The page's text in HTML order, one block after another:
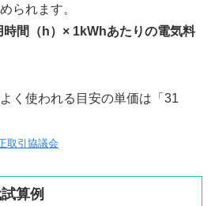
られます。
間（h）× 1kWhあたりの電気料
く使われる目安の単価は「31
取引協議会
算例